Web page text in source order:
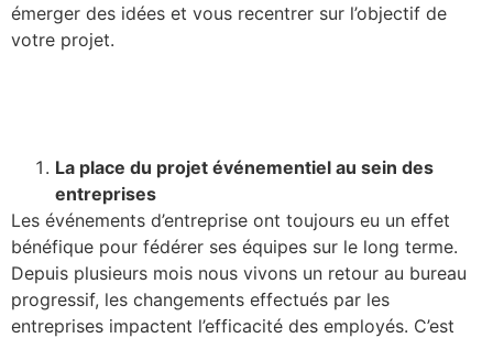
émerger des idées et vous recentrer sur l’objectif de
votre projet.
La place du projet événementiel au sein des
entreprises
Les événements d’entreprise ont toujours eu un effet
bénéfique pour fédérer ses équipes sur le long terme.
Depuis plusieurs mois nous vivons un retour au bureau
progressif, les changements effectués par les
entreprises impactent l’efficacité des employés. C’est